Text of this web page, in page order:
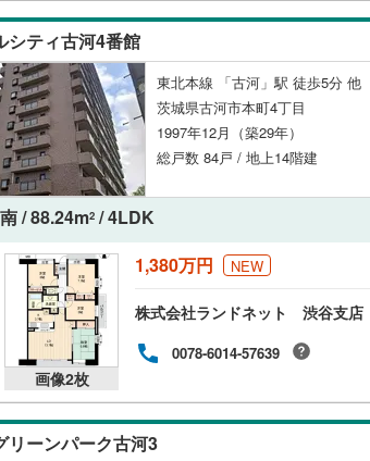
シティ古河4番館
東北本線 「古河」駅 徒歩5分 他
茨城県古河市本町4丁目
1997年12月（築29年）
総戸数 84戸 / 地上14階建
/ 88.24m2 / 4LDK
画像2枚
1,380万円 NEW
株式会社ランドネット 渋谷支店
0078-6014-57639
リーンパーク古河3